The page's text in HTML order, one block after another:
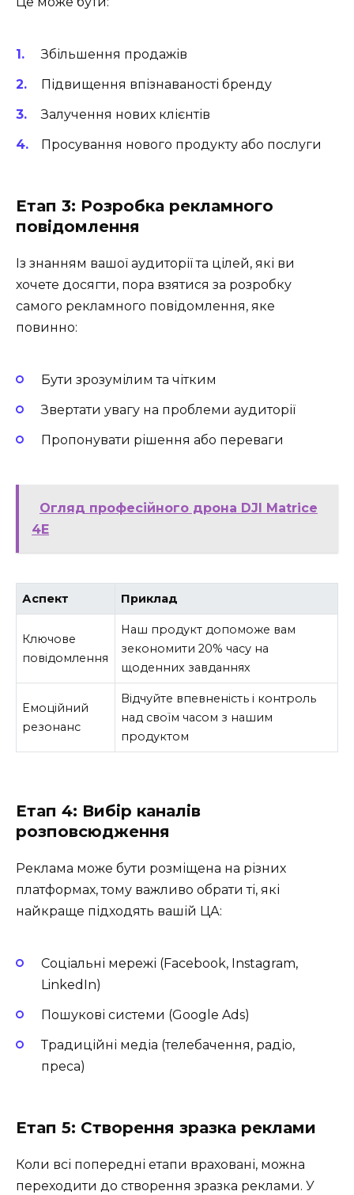
Збільшення продажів
Підвищення впізнаваності бренду
Залучення нових клієнтів
Просування нового продукту або послуги
Етап 3: Розробка рекламного
повідомлення
Із знанням вашої аудиторії та цілей, які ви
хочете досягти, пора взятися за розробку
самого рекламного повідомлення, яке
повинно:
Бути зрозумілим та чітким
Звертати увагу на проблеми аудиторії
Пропонувати рішення або переваги
Огляд професійного дрона DJI Matrice
4E
Аспект Приклад
Ключове
повідомлення
Наш продукт допоможе вам
зекономити 20% часу на
щоденних завданнях
Емоційний
резонанс
Відчуйте впевненість і контроль
над своїм часом з нашим
продуктом
Етап 4: Вибір каналів
розповсюдження
Реклама може бути розміщена на різних
платформах, тому важливо обрати ті, які
найкраще підходять вашій ЦА:
Соціальні мережі (Facebook, Instagram,
LinkedIn)
Пошукові системи (Google Ads)
Традиційні медіа (телебачення, радіо,
преса)
Етап 5: Створення зразка реклами
Коли всі попередні етапи враховані, можна
переходити до створення зразка реклами. У